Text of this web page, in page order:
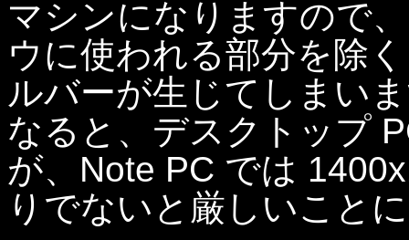
マシンになりますので
ウに使われる部分を除
ルバーが生じてしまい
なると、デスクトップ
が、Note PC では
りでないと厳しいこと